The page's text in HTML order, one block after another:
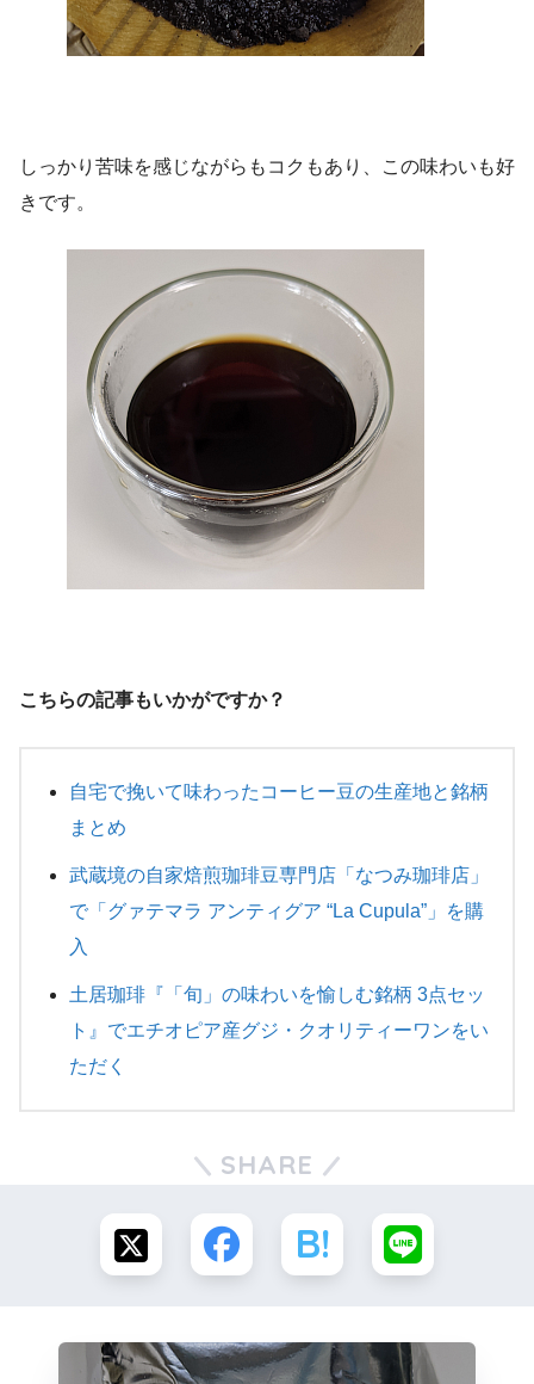
しっかり苦味を感じながらもコクもあり、この味わいも好
きです。
こちらの記事もいかがですか？
自宅で挽いて味わったコーヒー豆の生産地と銘柄
まとめ
武蔵境の自家焙煎珈琲豆専門店「なつみ珈琲店」
で「グァテマラ アンティグア “La Cupula”」を購
入
土居珈琲『「旬」の味わいを愉しむ銘柄 3点セッ
ト』でエチオピア産グジ・クオリティーワンをい
ただく
SHARE